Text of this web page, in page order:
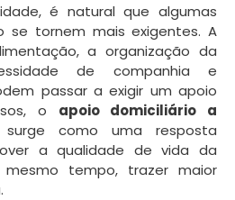
é natural que algumas
se tornem mais exigentes. A
a organização da
de companhia e
passar a exigir um apoio
o apoio domiciliário a
surge como uma resposta
a qualidade de vida da
tempo, trazer maior